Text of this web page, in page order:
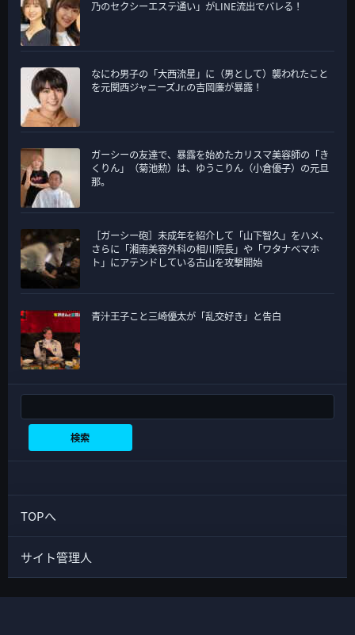
乃のセクシーエステ通い」がLINE流出でバレる！
なにわ男子の「大西流星」に（男として）襲われたこと
を元関西ジャニーズJr.の吉岡廉が暴露！
ガーシーの友達で、暴露を始めたカリスマ美容師の「き
くりん」（菊池勲）は、ゆうこりん（小倉優子）の元旦
那。
［ガーシー砲］未成年を紹介して「山下智久」をハメ、
さらに「湘南美容外科の相川院長」や「ワタナベマホ
ト」にアテンドしている古山を攻撃開始
青汁王子こと三崎優太が「乱交好き」と告白
検索
TOPへ
サイト管理人